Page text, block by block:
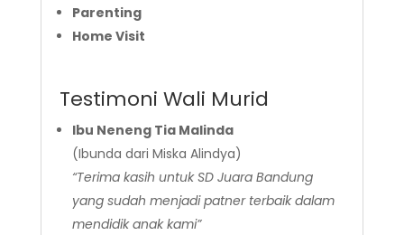
Parenting
Home Visit
Testimoni Wali Murid
Ibu Neneng Tia Malinda
(Ibunda dari Miska Alindya)
“Terima kasih untuk SD Juara Bandung
yang sudah menjadi patner terbaik dalam
mendidik anak kami”